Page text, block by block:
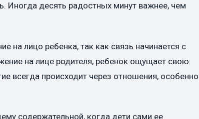
Иногда десять радостных минут важнее, чем
на лицо ребенка, так как связь начинается с
на лице родителя, ребенок ощущает свою
всегда происходит через отношения, особенно
содержательной, когда дети сами ее